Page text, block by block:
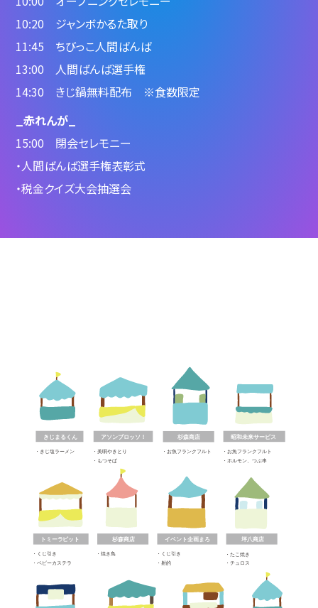
10:20 ジャンボかるた取り
11:45 ちびっこ人間ばんば
13:00 人間ばんば選手権
14:30 きじ鍋無料配布 ※食数限定
_赤れんが_
15:00 閉会セレモニー
・人間ばんば選手権表彰式
・税金クイズ大会抽選会